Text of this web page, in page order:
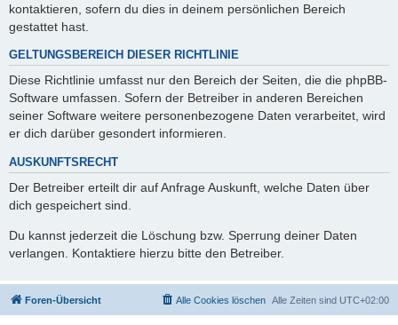
kontaktieren, sofern du dies in deinem persönlichen Bereich
gestattet hast.
GELTUNGSBEREICH DIESER RICHTLINIE
Diese Richtlinie umfasst nur den Bereich der Seiten, die die phpBB-
Software umfassen. Sofern der Betreiber in anderen Bereichen
seiner Software weitere personenbezogene Daten verarbeitet, wird
er dich darüber gesondert informieren.
AUSKUNFTSRECHT
Der Betreiber erteilt dir auf Anfrage Auskunft, welche Daten über
dich gespeichert sind.
Du kannst jederzeit die Löschung bzw. Sperrung deiner Daten
verlangen. Kontaktiere hierzu bitte den Betreiber.
Foren-Übersicht Alle Zeiten sind UTC+02:00
Alle Cookies löschen